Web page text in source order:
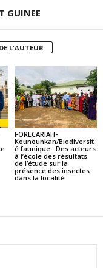
GUINEE
L'AUTEUR
FORECARIAH-
Kounounkan/Biodiversit
é faunique : Des acteurs
à l’école des résultats
de l’étude sur la
présence des insectes
dans la localité